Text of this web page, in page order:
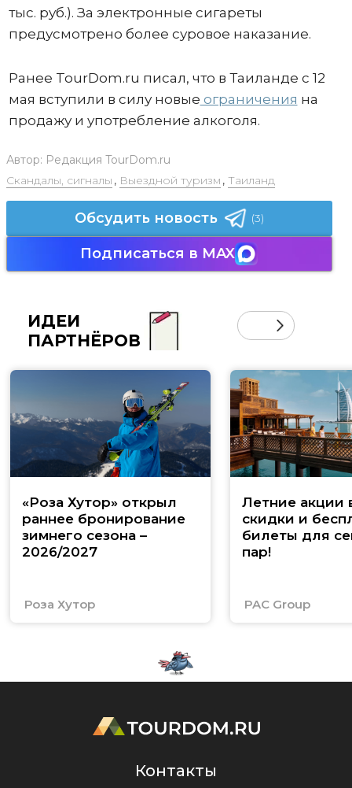
тыс. руб.). За электронные сигареты
предусмотрено более суровое наказание.
Ранее TourDom.ru писал, что в Таиланде с 12
мая вступили в силу новые ограничения на
продажу и употребление алкоголя.
Автор: Редакция TourDom.ru
Скандалы, сигналы , Выездной туризм , Таиланд
Обсудить новость (3)
Подписаться в MAX
ИДЕИ
ПАРТНЁРОВ
«Роза Хутор» открыл
раннее бронирование
зимнего сезона –
2026/2027
Роза Хутор
Летние акции
скидки и
билеты для
пар!
PAC Group
Контакты